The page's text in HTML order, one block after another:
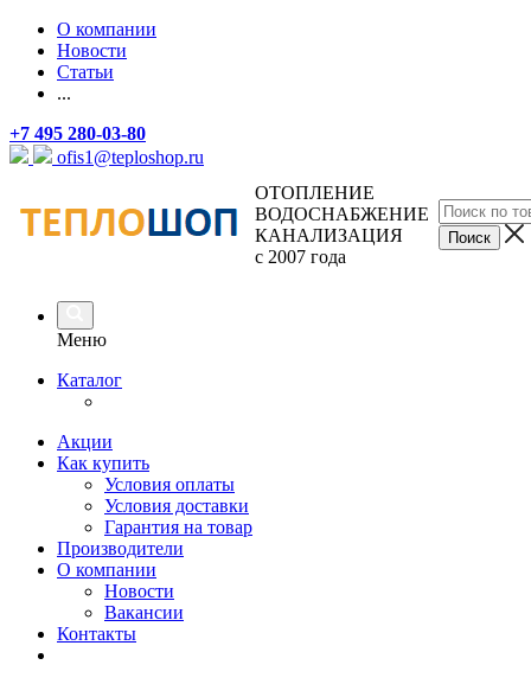
О компании
Новости
Статьи
...
+7 495 280-03-80
ofis1@teploshop.ru
ОТОПЛЕНИЕ
ВОДОСНАБЖЕНИЕ
КАНАЛИЗАЦИЯ
с 2007 года
Меню
Каталог
Акции
Как купить
Условия оплаты
Условия доставки
Гарантия на товар
Производители
О компании
Новости
Вакансии
Контакты